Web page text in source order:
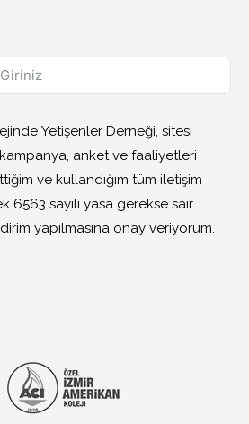
Yetişenler Derneği, sitesi
anket ve faaliyetleri
ve kullandığım tüm iletişim
6563 sayılı yasa gerekse sair
yapılmasına onay veriyorum.